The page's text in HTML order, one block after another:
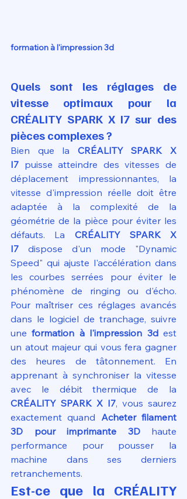
formation à l'impression 3d
Quels sont les réglages de
vitesse optimaux pour la
CRÉALITY SPARK X I7 sur des
pièces complexes ?
Bien que la CRÉALITY SPARK X
I7 puisse atteindre des vitesses de
déplacement impressionnantes, la
vitesse d'impression réelle doit être
adaptée à la complexité de la
géométrie de la pièce pour éviter les
défauts. La CRÉALITY SPARK X
I7 dispose d'un mode "Dynamic
Speed" qui ajuste l'accélération dans
les courbes serrées pour éviter le
phénomène de ringing ou d'écho.
Pour maîtriser ces réglages avancés
dans le logiciel de tranchage, suivre
une formation à l'impression 3d est
un atout majeur qui vous fera gagner
des heures de tâtonnement. En
apprenant à synchroniser la vitesse
CRÉALITY SPARK X I7, vous saurez
exactement quand Acheter filament
3D pour imprimante 3D haute
performance pour pousser la
machine dans ses derniers
retranchements.
Est-ce que la CRÉALITY